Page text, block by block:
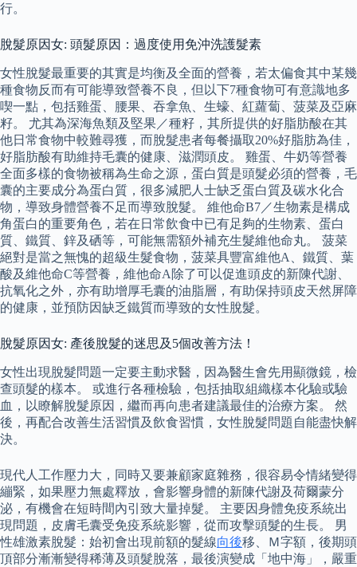
行。
脫髮原因女: 頭髮原因：過度使用免沖洗護髮素
女性脫髮最重要的其實是均衡及全面的營養，若太偏食其中某幾
種食物反而有可能導致營養不良，但以下7種食物可有意識地多
喫一點，包括雞蛋、腰果、吞拿魚、生蠔、紅蘿蔔、菠菜及亞麻
籽。 尤其為深海魚類及堅果／種籽，其所提供的好脂肪酸在其
他日常食物中較難尋獲，而脫髮患者每餐攝取20%好脂肪為佳，
好脂肪酸有助維持毛囊的健康、滋潤頭皮。 雞蛋、牛奶等營養
全面多樣的食物被稱為生命之源，蛋白質是頭髮必須的營養，毛
囊的主要成分為蛋白質，很多減肥人士缺乏蛋白質及碳水化合
物，導致身體營養不足而導致脫髮。 維他命B7／生物素是構成
角蛋白的重要角色，若在日常飲食中已有足夠的生物素、蛋白
質、鐵質、鋅及硒等，可能無需額外補充生髮維他命丸。 菠菜
絕對是當之無愧的超級生髮食物，菠菜具豐富維他A、鐵質、葉
酸及維他命C等營養，維他命A除了可以促進頭皮的新陳代謝、
抗氧化之外，亦有助增厚毛囊的油脂層，有助保持頭皮天然屏障
的健康，並預防因缺乏鐵質而導致的女性脫髮。
脫髮原因女: 產後脫髮的迷思及5個改善方法！
女性出現脫髮問題一定要主動求醫，因為醫生會先用顯微鏡，檢
查頭髮的樣本。 或進行各種檢驗，包括抽取組織樣本化驗或驗
血，以瞭解脫髮原因，繼而再向患者建議最佳的治療方案。 然
後，再配合改善生活習慣及飲食習慣，女性脫髮問題自能盡快解
決。
現代人工作壓力大，同時又要兼顧家庭雜務，很容易令情緒變得
繃緊，如果壓力無處釋放，會影響身體的新陳代謝及荷爾蒙分
泌，有機會在短時間內引致大量掉髮。 主要因身體免疫系統出
現問題，皮膚毛囊受免疫系統影響，從而攻擊頭髮的生長。 男
性雄激素脫髮：始初會出現前額的髮線向後移、Ｍ字額，後期頭
頂部分漸漸變得稀薄及頭髮脫落，最後演變成「地中海」，嚴重